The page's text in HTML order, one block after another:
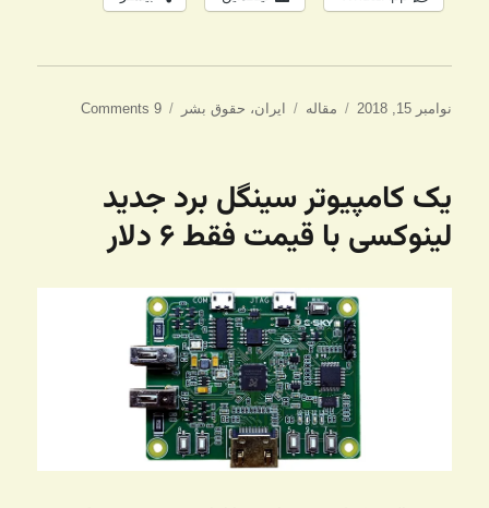
ارسال
نوامبر 15, 2018 دسته‌ها
مقاله برچسب‌ها
ایران، حقوق بشر 9 Comments
یک کامپیوتر سینگل برد جدید
لینوکسی با قیمت فقط ۶ دلار